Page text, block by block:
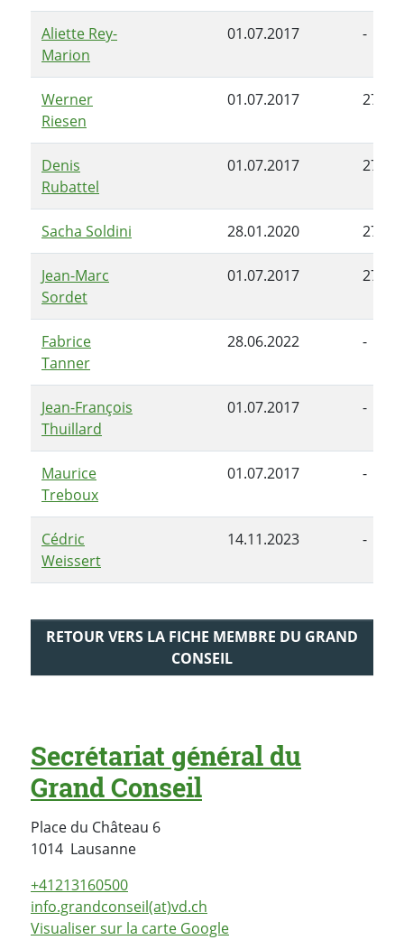
Aliette Rey-
Marion
01.07.2017 -
Werner
Riesen
01.07.2017
Denis
Rubattel
01.07.2017
Sacha Soldini 28.01.2020
Jean-Marc
Sordet
01.07.2017
Fabrice
Tanner
28.06.2022 -
Jean-François
Thuillard
01.07.2017 -
Maurice
Treboux
01.07.2017 -
Cédric
Weissert
14.11.2023 -
RETOUR VERS LA FICHE MEMBRE DU GRAND
CONSEIL
Secrétariat général du
Grand Conseil
Place du Château 6
1014 LausanneSuisse
+41213160500
info.grandconseil(at)vd.ch
Visualiser sur la carte Google